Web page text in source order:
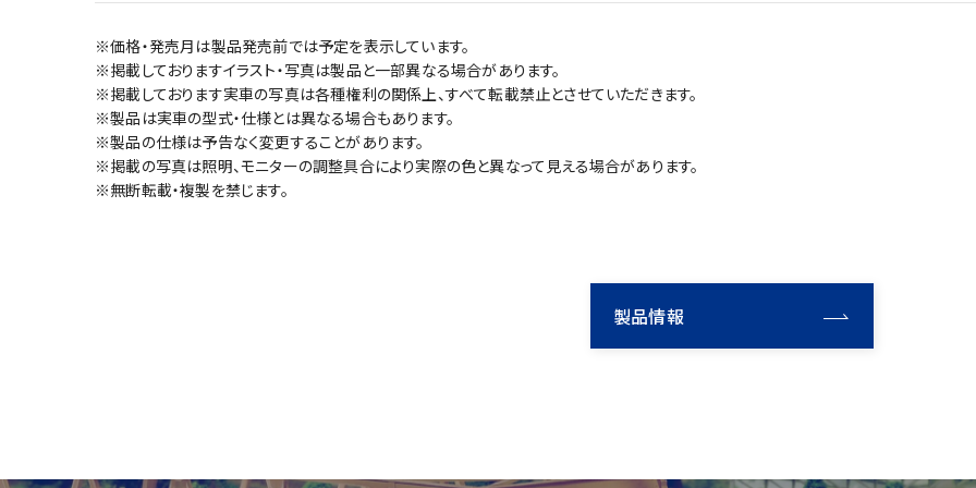
※価格・発売月は製品発売前では予定を表示しています。
※掲載しておりますイラスト・写真は製品と一部異なる場合があります。
※掲載しております実車の写真は各種権利の関係上、すべて転載禁止とさせていただきます。
※製品は実車の型式・仕様とは異なる場合もあります。
※製品の仕様は予告なく変更することがあります。
※掲載の写真は照明、モニターの調整具合により実際の色と異なって見える場合があります。
※無断転載・複製を禁じます。
製品情報